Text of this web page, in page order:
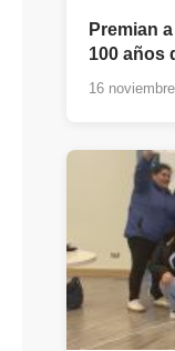
Premian
100 años
16